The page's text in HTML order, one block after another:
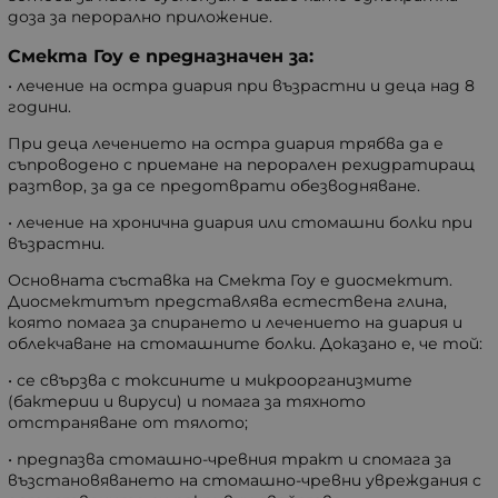
доза за перорално приложение.
Смекта Гоу е предназначен за:
• лечение на остра диария при възрастни и деца над 8
години.
При деца лечението на остра диария трябва да е
съпроводено с приемане на перорален рехидратиращ
разтвор, за да се предотврати обезводняване.
• лечение на хронична диария или стомашни болки при
възрастни.
Основната съставка на Смекта Гоу е диосмектит.
Диосмектитът представлява естествена глина,
която помага за спирането и лечението на диария и
облекчаване на стомашните болки. Доказано е, че той:
• се свързва с токсините и микроорганизмите
(бактерии и вируси) и помага за тяхното
отстраняване от тялото;
• предпазва стомашно-чревния тракт и спомага за
възстановяването на стомашно-чревни увреждания с